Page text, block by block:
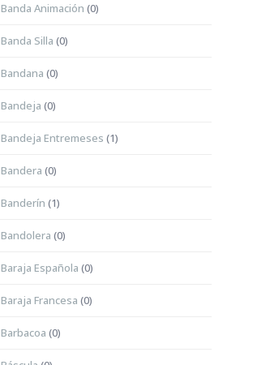
Banda Animación (0)
Banda Silla (0)
Bandana (0)
Bandeja (0)
Bandeja Entremeses (1)
Bandera (0)
Banderín (1)
Bandolera (0)
Baraja Española (0)
Baraja Francesa (0)
Barbacoa (0)